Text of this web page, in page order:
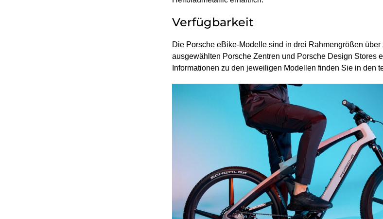
Verfügbarkeit
Die Porsche eBike-Modelle sind in drei Rahmengrößen über
ausgewählten Porsche Zentren und Porsche Design Stores
Informationen zu den jeweiligen Modellen finden Sie in den